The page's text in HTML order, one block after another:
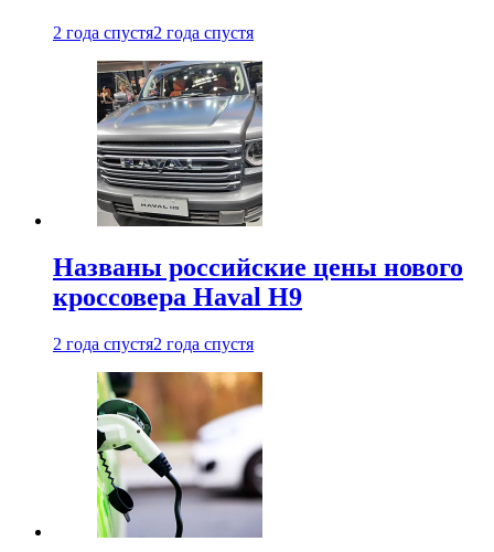
2 года спустя2 года спустя
Названы российские цены нового
кроссовера Haval H9
2 года спустя2 года спустя